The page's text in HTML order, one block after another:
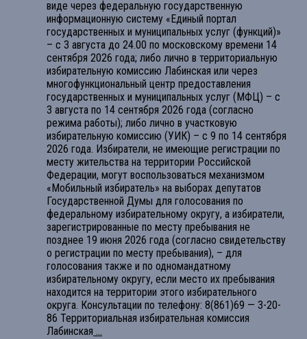
виде через федеральную государственную
информационную систему «Единый портал
государственных и муниципальных услуг (функций)»
– с 3 августа до 24.00 по московскому времени 14
сентября 2026 года; либо лично в территориальную
избирательную комиссию Лабинская или через
многофункциональный центр предоставления
государственных и муниципальных услуг (МФЦ) – с
3 августа по 14 сентября 2026 года (согласно
режима работы); либо лично в участковую
избирательную комиссию (УИК) – с 9 по 14 сентября
2026 года. Избиратели, не имеющие регистрации по
месту жительства на территории Российской
Федерации, могут воспользоваться механизмом
«Мобильный избиратель» на выборах депутатов
Государственной Думы для голосования по
федеральному избирательному округу, а избиратели,
зарегистрированные по месту пребывания не
позднее 19 июня 2026 года (согласно свидетельству
о регистрации по месту пребывания), – для
голосования также и по одномандатному
избирательному округу, если место их пребывания
находится на территории этого избирательного
округа. Консультации по телефону: 8(861)69 — 3-20-
86 Территориальная избирательная комиссия
Лабинская ...